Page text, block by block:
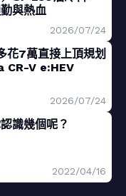
與熱血
2026/07/24
花7萬直接上頂規划
CR-V e:HEV
2026/07/24
識幾個呢？
2022/04/16